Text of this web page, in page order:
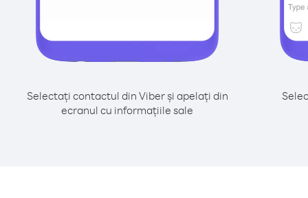
Selectați contactul din Viber și apelați din
ecranul cu informațiile sale